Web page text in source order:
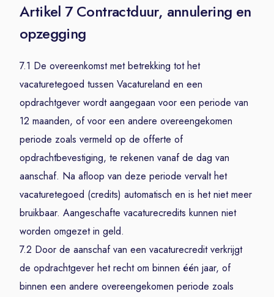
Artikel 7 Contractduur, annulering en
opzegging
7.1 De overeenkomst met betrekking tot het
vacaturetegoed tussen Vacatureland en een
opdrachtgever wordt aangegaan voor een periode van
12 maanden, of voor een andere overeengekomen
periode zoals vermeld op de offerte of
opdrachtbevestiging, te rekenen vanaf de dag van
aanschaf. Na afloop van deze periode vervalt het
vacaturetegoed (credits) automatisch en is het niet meer
bruikbaar. Aangeschafte vacaturecredits kunnen niet
worden omgezet in geld.
7.2 Door de aanschaf van een vacaturecredit verkrijgt
de opdrachtgever het recht om binnen één jaar, of
binnen een andere overeengekomen periode zoals